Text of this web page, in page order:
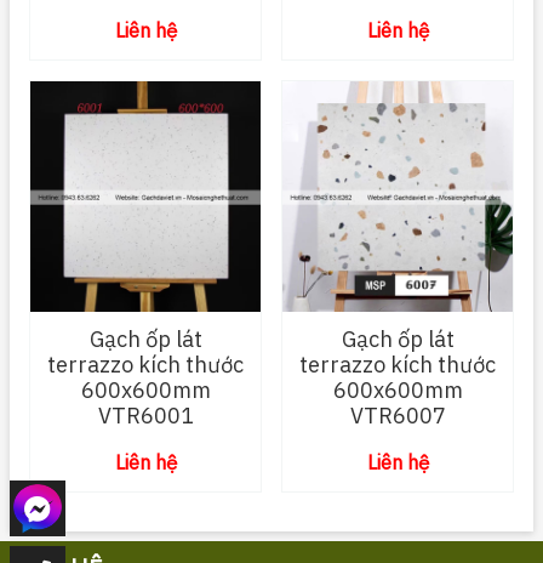
Liên hệ Liên hệ
Gạch ốp lát
terrazzo kích thước
600x600mm
VTR6001
Liên hệ
Gạch ốp lát
terrazzo kích thước
600x600mm
VTR6007
Liên hệ